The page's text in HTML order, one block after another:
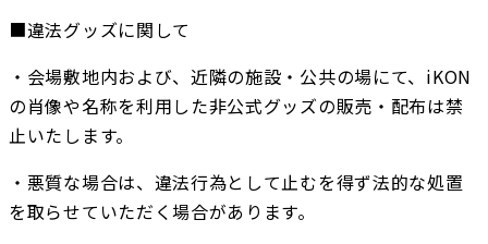
■違法グッズに関して
・会場敷地内および、近隣の施設・公共の場にて、iKON
の肖像や名称を利用した非公式グッズの販売・配布は禁
止いたします。
・悪質な場合は、違法行為として止むを得ず法的な処置
を取らせていただく場合があります。